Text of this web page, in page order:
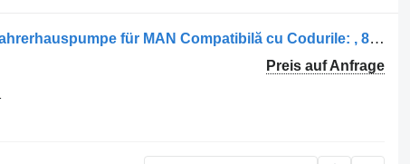
Pompa Servodirecție 81471016217 Fahrerhauspumpe für MAN Compatibilă cu Codurile: , 8147101-6217, 8147101-6241, 8147101-9241 LKW
Preis auf Anfrage